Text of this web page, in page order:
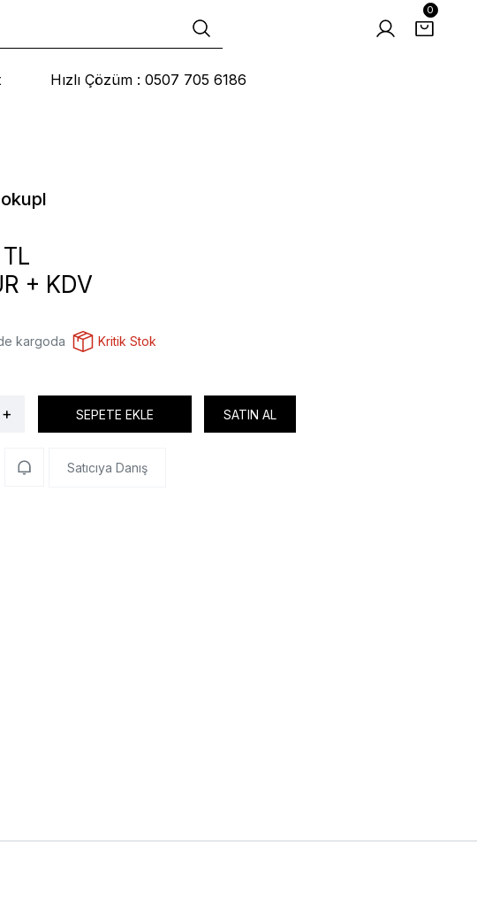
0
Hızlı Çözüm : 0507 705 6186
+ KDV
kargoda Kritik Stok
+ SEPETE EKLE SATIN AL
Satıcıya Danış